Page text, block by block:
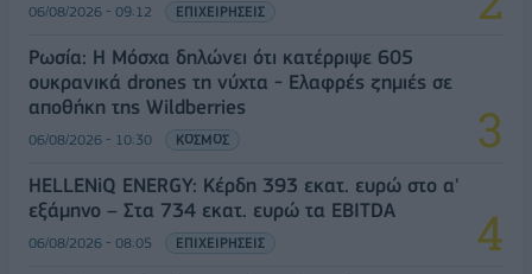
06/08/2026 - 09:12 ΕΠΙΧΕΙΡΗΣΕΙΣ
Ρωσία: Η Μόσχα δηλώνει ότι κατέρριψε 605
ουκρανικά drones τη νύχτα - Ελαφρές ζημιές σε
αποθήκη της Wildberries
06/08/2026 - 10:30 ΚΟΣΜΟΣ
HELLENiQ ENERGY: Κέρδη 393 εκατ. ευρώ στο α'
εξάμηνο – Στα 734 εκατ. ευρώ τα EBITDA
06/08/2026 - 08:05 ΕΠΙΧΕΙΡΗΣΕΙΣ